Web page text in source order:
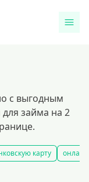
с выгодным
займа на 2
карту